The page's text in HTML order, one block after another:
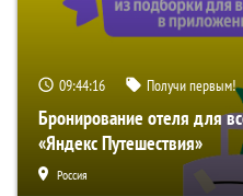
09:44:15 Получи первым!
Бронирование отеля для
«Яндекс Путешествия»
Россия